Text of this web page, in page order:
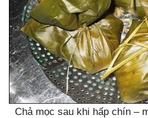
Chả mọc sau khi hấp chín –